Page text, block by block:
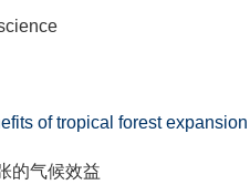
of tropical forest expansion
的气候效益